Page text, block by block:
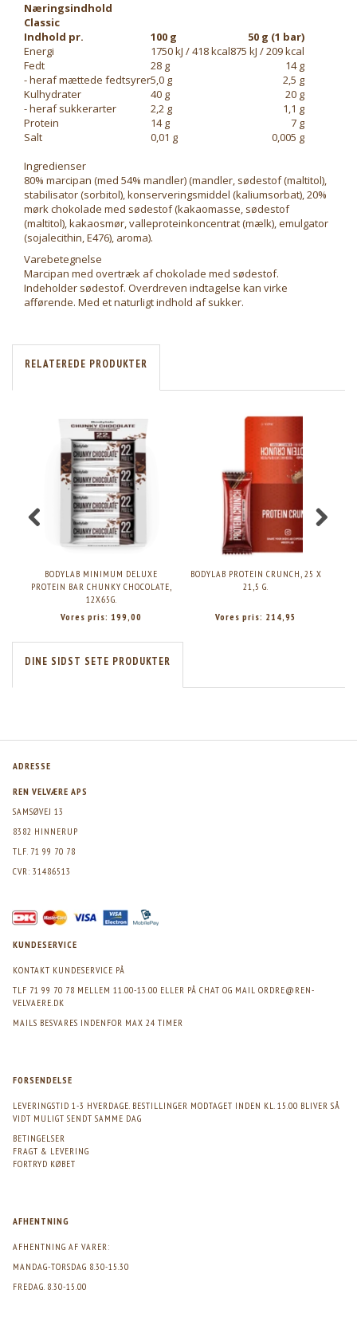
Næringsindhold
Classic
Indhold pr.
100 g
50 g (1 bar)
Energi
1750 kJ / 418 kcal875 kJ / 209 kcal
Fedt
28 g
14 g
- heraf mættede fedtsyrer5,0 g
2,5 g
Kulhydrater
40 g
20 g
- heraf sukkerarter
2,2 g
1,1 g
Protein
14 g
7 g
Salt
0,01 g
0,005 g
Ingredienser
80% marcipan (med 54% mandler) (mandler, sødestof (maltitol),
stabilisator (sorbitol), konserveringsmiddel (kaliumsorbat), 20%
mørk chokolade med sødestof (kakaomasse, sødestof
(maltitol), kakaosmør, valleproteinkoncentrat (mælk), emulgator
(sojalecithin, E476), aroma).
Varebetegnelse
Marcipan med overtræk af chokolade med sødestof.
Indeholder sødestof. Overdreven indtagelse kan virke
afførende. Med et naturligt indhold af sukker.
RELATEREDE PRODUKTER
BODYLAB MINIMUM DELUXE
PROTEIN BAR CHUNKY CHOCOLATE,
12X65G.
Vores pris: 199,00
BODYLAB PROTEIN CRUNCH, 25 X
21,5 G.
Vores pris: 214,95
DINE SIDST SETE PRODUKTER
ADRESSE
REN VELVÆRE APS
SAMSØVEJ 13
8382 HINNERUP
TLF. 71 99 70 78
CVR: 31486513
KUNDESERVICE
KONTAKT KUNDESERVICE PÅ
TLF 71 99 70 78 MELLEM 11.00-13.00 ELLER PÅ CHAT OG MAIL ORDRE@REN-
VELVAERE.DK
MAILS BESVARES INDENFOR MAX 24 TIMER
FORSENDELSE
LEVERINGSTID 1-3 HVERDAGE. BESTILLINGER MODTAGET INDEN KL. 15.00 BLIVER SÅ
VIDT MULIGT SENDT SAMME DAG
BETINGELSER
FRAGT & LEVERING
FORTRYD KØBET
AFHENTNING
AFHENTNING AF VARER:
MANDAG-TORSDAG 8.30-15.30
FREDAG. 8.30-15.00